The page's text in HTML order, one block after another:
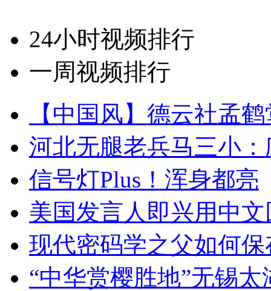
24小时视频排行
一周视频排行
【中国风】德云社孟
河北无腿老兵马三小
信号灯Plus！浑身都亮
美国发言人即兴用中
现代密码学之父如何
“中华赏樱胜地”无锡